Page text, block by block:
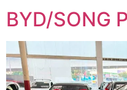
BYD/SONG